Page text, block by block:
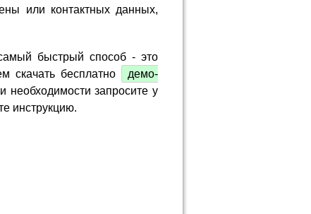
или контактных данных,
быстрый способ - это
скачать бесплатно
демо-
необходимости запросите у
инструкцию.